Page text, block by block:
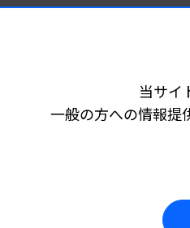
採血料引上げなど要望 病
日臨技、厚労省に26年度診療報酬改
当サイ
一般の方への情報提